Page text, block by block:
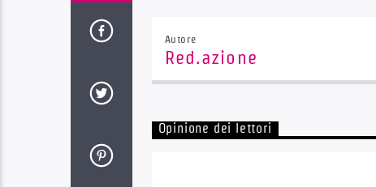
Autore
Red.azione
Opinione dei lettori